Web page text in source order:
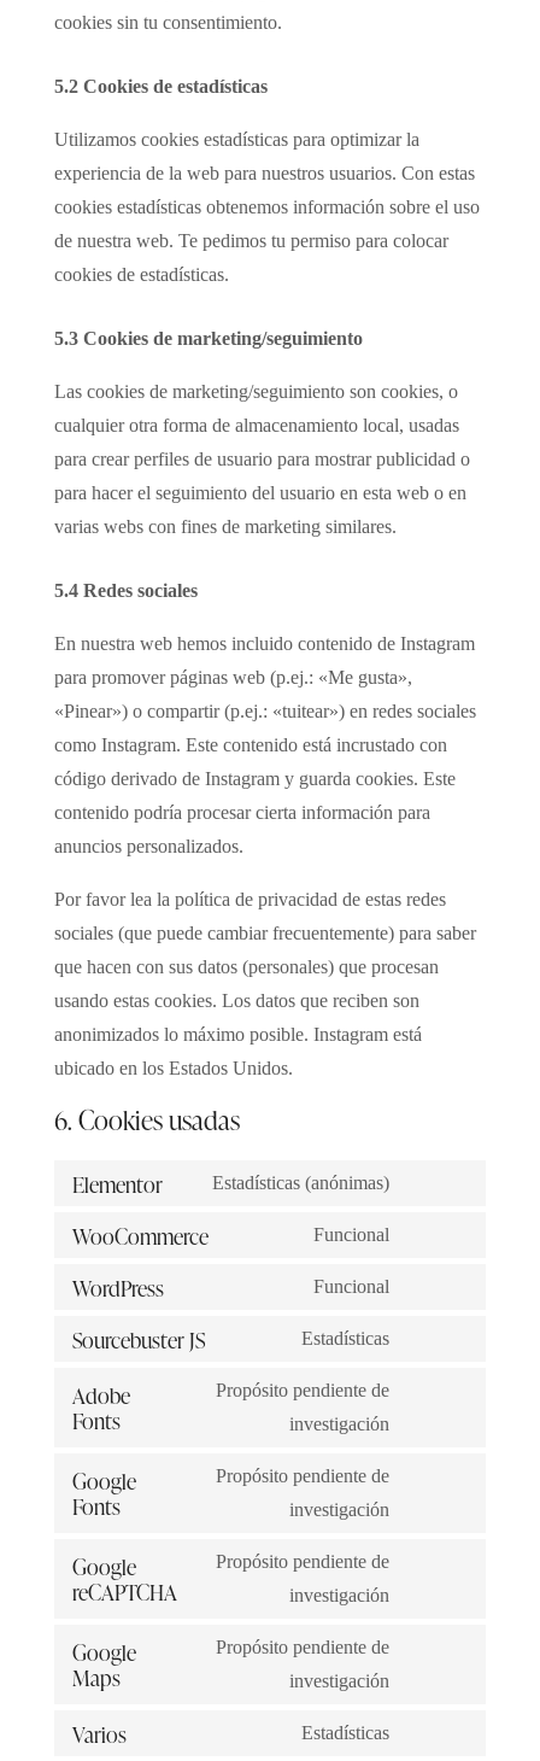
cookies sin tu consentimiento.
5.2 Cookies de estadísticas
Utilizamos cookies estadísticas para optimizar la
experiencia de la web para nuestros usuarios. Con estas
cookies estadísticas obtenemos información sobre el uso
de nuestra web. Te pedimos tu permiso para colocar
cookies de estadísticas.
5.3 Cookies de marketing/seguimiento
Las cookies de marketing/seguimiento son cookies, o
cualquier otra forma de almacenamiento local, usadas
para crear perfiles de usuario para mostrar publicidad o
para hacer el seguimiento del usuario en esta web o en
varias webs con fines de marketing similares.
5.4 Redes sociales
En nuestra web hemos incluido contenido de Instagram
para promover páginas web (p.ej.: «Me gusta»,
«Pinear») o compartir (p.ej.: «tuitear») en redes sociales
como Instagram. Este contenido está incrustado con
código derivado de Instagram y guarda cookies. Este
contenido podría procesar cierta información para
anuncios personalizados.
Por favor lea la política de privacidad de estas redes
sociales (que puede cambiar frecuentemente) para saber
que hacen con sus datos (personales) que procesan
usando estas cookies. Los datos que reciben son
anonimizados lo máximo posible. Instagram está
ubicado en los Estados Unidos.
6. Cookies usadas
Elementor Estadísticas (anónimas)
WooCommerce Funcional
WordPress Funcional
Sourcebuster JS Estadísticas
Adobe
Fonts
Propósito pendiente de
investigación
Google
Fonts
Propósito pendiente de
investigación
Google
reCAPTCHA
Propósito pendiente de
investigación
Google
Maps
Propósito pendiente de
investigación
Varios Estadísticas